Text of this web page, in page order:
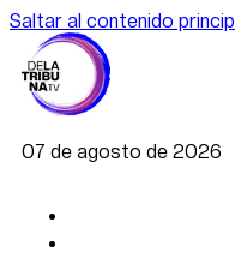
Saltar al contenido
07 de agosto de 2026